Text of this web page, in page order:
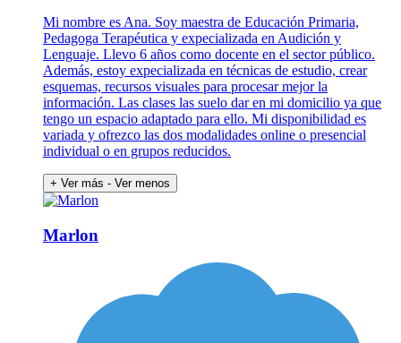
Mi nombre es Ana. Soy maestra de Educación Primaria,
Pedagoga Terapéutica y expecializada en Audición y
Lenguaje. Llevo 6 años como docente en el sector público.
Además, estoy expecializada en técnicas de estudio, crear
esquemas, recursos visuales para procesar mejor la
información. Las clases las suelo dar en mi domicilio ya que
tengo un espacio adaptado para ello. Mi disponibilidad es
variada y ofrezco las dos modalidades online o presencial
individual o en grupos reducidos.
+ Ver más - Ver menos
Marlon